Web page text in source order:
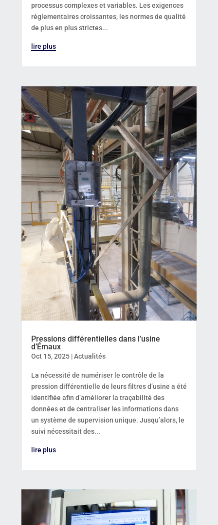
processus complexes et variables. Les exigences
réglementaires croissantes, les normes de qualité
de plus en plus strictes...
lire plus
Pressions différentielles dans l’usine
d’Émaux
Oct 15, 2025|Actualités
La nécessité de numériser le contrôle de la
pression différentielle de leurs filtres d’usine a été
identifiée afin d’améliorer la traçabilité des
données et de centraliser les informations dans
un système de supervision unique. Jusqu’alors, le
suivi nécessitait des...
lire plus